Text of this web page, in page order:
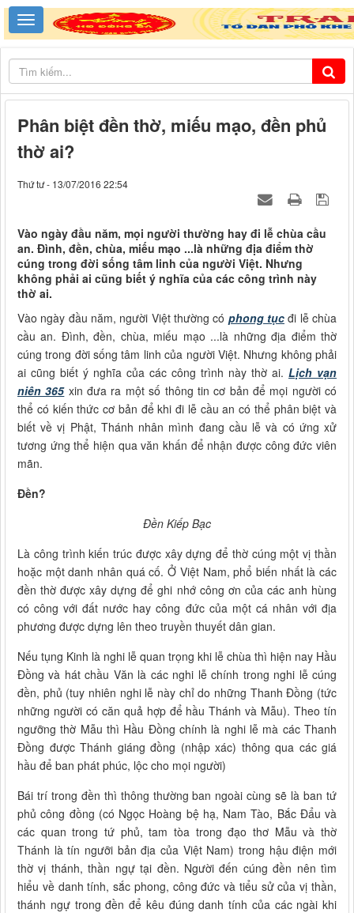
Phân biệt đền thờ, miếu mạo, đền phủ
thờ ai?
Thứ tư - 13/07/2016 22:54
Vào ngày đầu năm, mọi người thường hay đi lễ chùa cầu
an. Đình, đền, chùa, miếu mạo ...là những địa điểm thờ
cúng trong đời sống tâm linh của người Việt. Nhưng
không phải ai cũng biết ý nghĩa của các công trình này
thờ ai.
Vào ngày đầu năm, người Việt thường có phong tục đi lễ chùa
cầu an. Đình, đền, chùa, miếu mạo ...là những địa điểm thờ
cúng trong đời sống tâm linh của người Việt. Nhưng không phải
ai cũng biết ý nghĩa của các công trình này thờ ai. Lịch vạn
niên 365xin đưa ra một số thông tin cơ bản để mọi người có
thể có kiến thức cơ bản để khi đi lễ cầu an có thể phân biệt và
biết về vị Phật, Thánh nhân mình đang cầu lễ và có ứng xử
tương ứng thể hiện qua văn khấn để nhận được công đức viên
mãn.
Đền?
Đền Kiếp Bạc
Là công trình kiến trúc được xây dựng để thờ cúng một vị thần
hoặc một danh nhân quá cố. Ở Việt Nam, phổ biến nhất là các
đền thờ được xây dựng để ghi nhớ công ơn của các anh hùng
có công với đất nước hay công đức của một cá nhân với địa
phương được dựng lên theo truyền thuyết dân gian.
Nếu tụng Kinh là nghi lễ quan trọng khi lễ chùa thì hiện nay Hầu
Đồng và hát chầu Văn là các nghi lễ chính trong nghi lễ cúng
đền, phủ (tuy nhiên nghi lễ này chỉ do những Thanh Đồng (tức
những người có căn quả hợp để hầu Thánh và Mẫu). Theo tín
ngưỡng thờ Mẫu thì Hầu Đồng chính là nghi lễ mà các Thanh
Đồng được Thánh giáng đồng (nhập xác) thông qua các giá
hầu để ban phát phúc, lộc cho mọi người)
Bái trí trong đền thì thông thường ban ngoài cùng sẽ là ban tứ
phủ công đồng (có Ngọc Hoàng bệ hạ, Nam Tào, Bắc Đẩu và
các quan trong tứ phủ, tam tòa trong đạo thơ Mẫu và thờ
Thánh là tín ngưỡi bản địa của Việt Nam) trong hậu điện mới
thờ vị thánh, thần ngự tại đền. Người đến cúng đền nên tìm
hiểu về danh tính, sắc phong, công đức và tiểu sử của vị thần,
thánh ngự trong đền để kêu đúng danh tính của các ngài khi